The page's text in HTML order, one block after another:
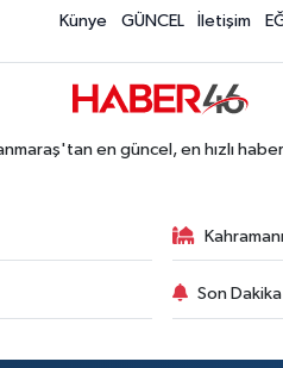
Künye GÜNCEL İletişim
en güncel, en hızlı
Son